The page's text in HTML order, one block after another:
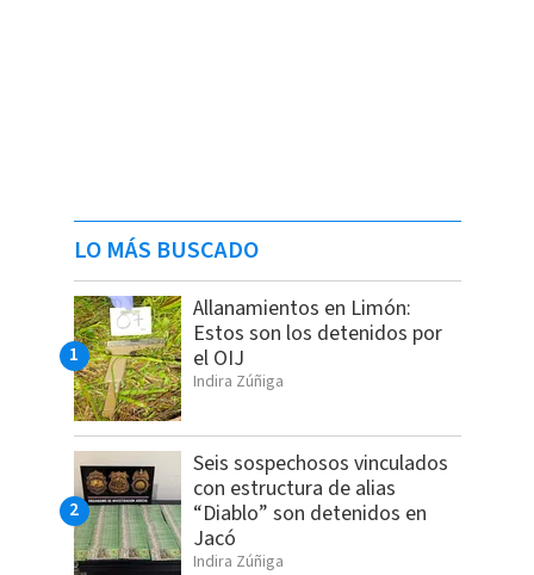
LO MÁS BUSCADO
Allanamientos en Limón:
Estos son los detenidos por
el OIJ
Indira Zúñiga
Seis sospechosos vinculados
con estructura de alias
“Diablo” son detenidos en
Jacó
Indira Zúñiga